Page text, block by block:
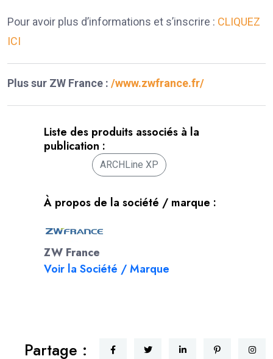
Pour avoir plus d’informations et s’inscrire : CLIQUEZ
ICI
Plus sur ZW France : /www.zwfrance.fr/
Liste des produits associés à la
publication :
ARCHLine XP
À propos de la société / marque :
ZW France
Voir la Société / Marque
Partage :